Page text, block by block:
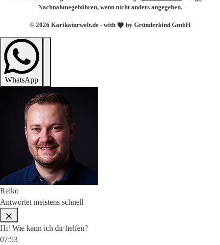
© 2026 Karikaturwelt.de - with by Gründerkind GmbH
Nachnahmegebühren, wenn nicht anders angegeben.
WhatsApp
Reiko
Antwortet meistens schnell
Hi! Wie kann ich dir helfen?
07:53